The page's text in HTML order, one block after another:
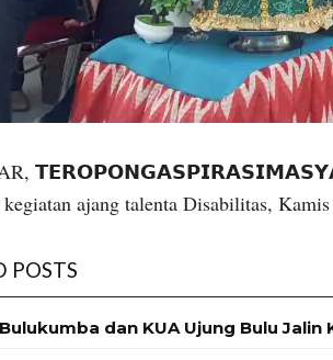
ajang talenta Disabilitas,
POSTS
Bulukumba dan KUA Ujung Bulu